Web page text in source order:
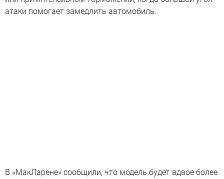
атаки помогает замедлить автомобиль.
В «МакЛарене» сообщили, что модель будет вдвое более